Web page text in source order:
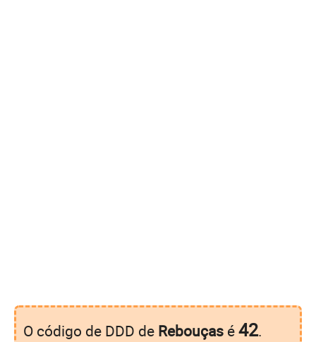
O código de DDD de Rebouças é42.